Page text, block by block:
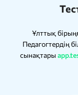
Ұлттық
Педагогтердің
сынақтары